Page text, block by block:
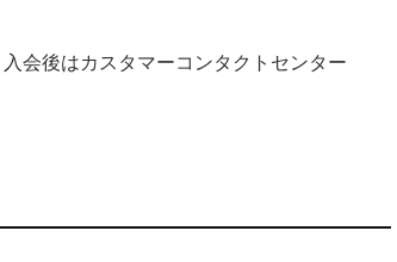
会後はカスタマーコンタクトセンター